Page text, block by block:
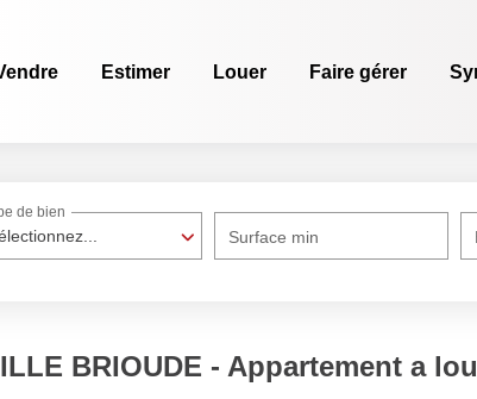
Estimer Louer Faire gérer
de bien
Surface min
BRIOUDE - Appartement a